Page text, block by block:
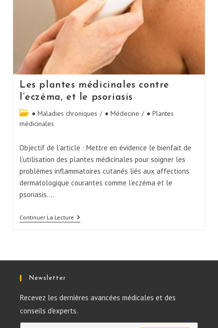
Les plantes médicinales contre
l’eczéma, et le psoriasis
● Maladies chroniques / ● Médecine / ● Plantes
médicinales
Objectif de l’article : Mettre en évidence le bienfait de
l’utilisation des plantes médicinales pour soigner les
problèmes inflammatoires cutanés liés aux affections
dermatologique courantes comme l’eczéma et le
psoriasis.…
Continuer La Lecture
Newsletter
Recevez les dernières avancées médicales et des
conseils d'experts.